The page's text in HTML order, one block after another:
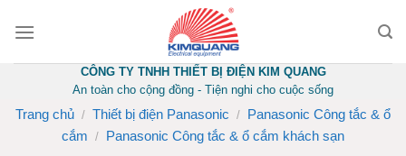
CÔNG TY TNHH THIẾT BỊ ĐIỆN KIM QUANG
An toàn cho cộng đồng - Tiện nghi cho cuộc sống
Trang chủ / Thiết bị điện Panasonic /
Panasonic Công tắc & ổ
cắm / Panasonic Công tắc & ổ cắm khách sạn